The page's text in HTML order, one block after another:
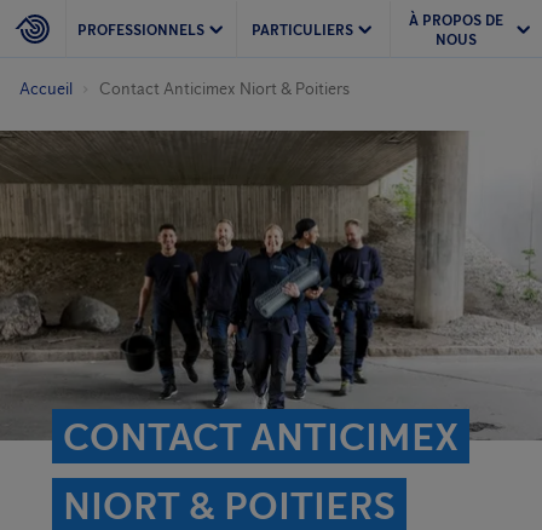
PROFESSIONNELS PARTICULIERS
À PROPOS DE
NOUS
Accueil Contact Anticimex Niort & Poitiers
CONTACT ANTICIMEX
NIORT & POITIERS